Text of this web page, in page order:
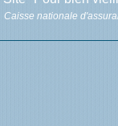
Caisse nationale